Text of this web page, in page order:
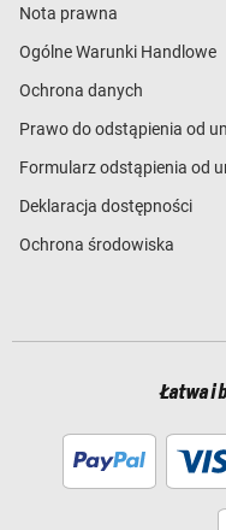
Nota prawna
Ogólne Warunki Handlowe
Ochrona danych
Prawo do odstąpienia od
Formularz odstąpienia od
Deklaracja dostępności
Ochrona środowiska
Łatwa i